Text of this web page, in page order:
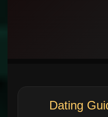
Dating